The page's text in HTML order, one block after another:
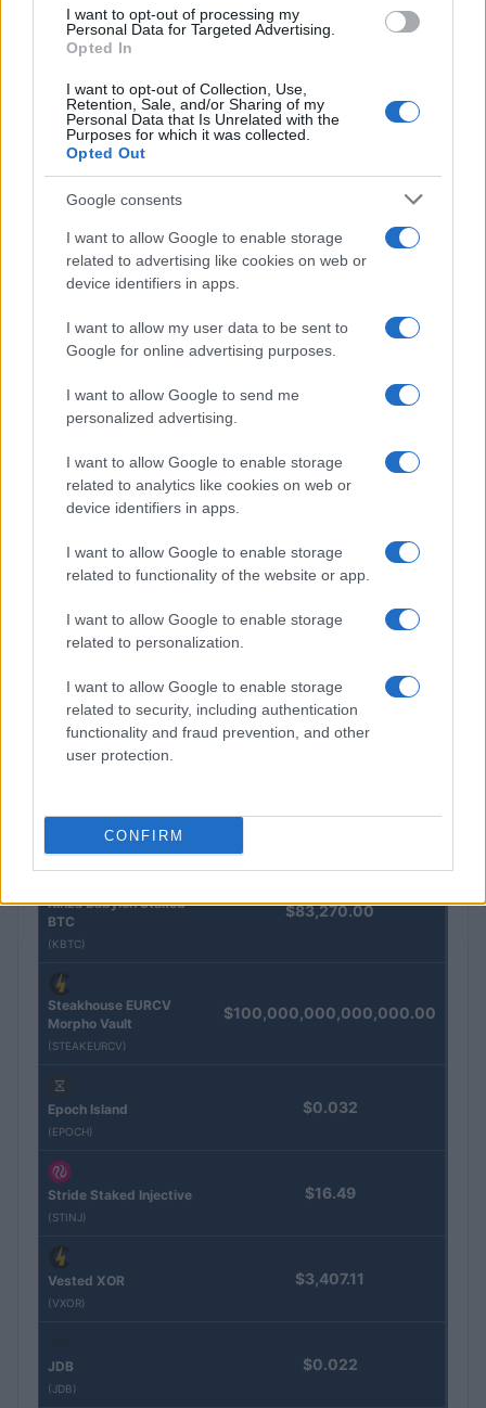
I want to opt-out of processing my
Personal Data for Targeted Advertising.
Opted In
I want to opt-out of Collection, Use,
Retention, Sale, and/or Sharing of my
Personal Data that Is Unrelated with the
Purposes for which it was collected.
Opted Out
Google consents
I want to allow Google to enable storage
related to advertising like cookies on web or
device identifiers in apps.
I want to allow my user data to be sent to
Google for online advertising purposes.
I want to allow Google to send me
personalized advertising.
I want to allow Google to enable storage
related to analytics like cookies on web or
device identifiers in apps.
I want to allow Google to enable storage
related to functionality of the website or app.
I want to allow Google to enable storage
related to personalization.
I want to allow Google to enable storage
related to security, including authentication
functionality and fraud prevention, and other
user protection.
CONFIRM
Petrolio in calo: Brent a 88.9 dollari, ribassi diffusi tra le
materie prime
Andrea Innocenti · 6 Ago 2026
Petrolio in calo: Brent a 91,82$, ribassi a due cifre per greggio
QUOTAZIONI CRYPTO
Nome Prezzo
Gold (Terra
Kinza Babylon Staked
BTC
(KBTC)
$83,270.00
Steakhouse EURCV
Morpho Vault
(STEAKEURCV)
$100,000,000,000,000.00
Epoch Island
(EPOCH)
$0.032
Stride Staked Injective
(STINJ)
$16.49
Vested XOR
(VXOR)
$3,407.11
JDB
(JDB)
$0.022